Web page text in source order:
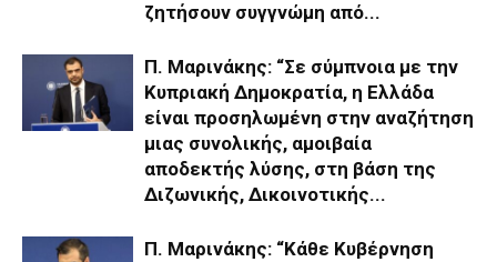
ζητήσουν συγγνώμη από...
Π. Μαρινάκης: “Σε σύμπνοια με την
Κυπριακή Δημοκρατία, η Ελλάδα
είναι προσηλωμένη στην αναζήτηση
μιας συνολικής, αμοιβαία
αποδεκτής λύσης, στη βάση της
Διζωνικής, Δικοινοτικής...
Π. Μαρινάκης: “Κάθε Κυβέρνηση